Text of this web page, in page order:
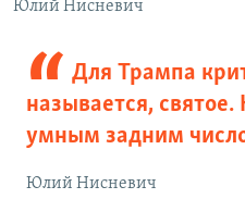
Юлий Нисневич
Для Трампа
называется,
умным задним
Юлий Нисневич